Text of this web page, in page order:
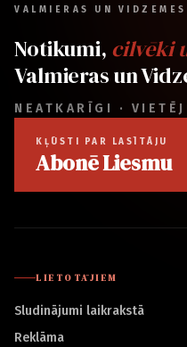
VALMIERAS UN
Notikumi, cilvēki
Valmieras un
NEATKARĪGI ·
KĻŪSTI PAR LASĪTĀJU
Abonē Liesmu
LIETOTĀJIEM
Sludinājumi laikrakstā
Reklāma